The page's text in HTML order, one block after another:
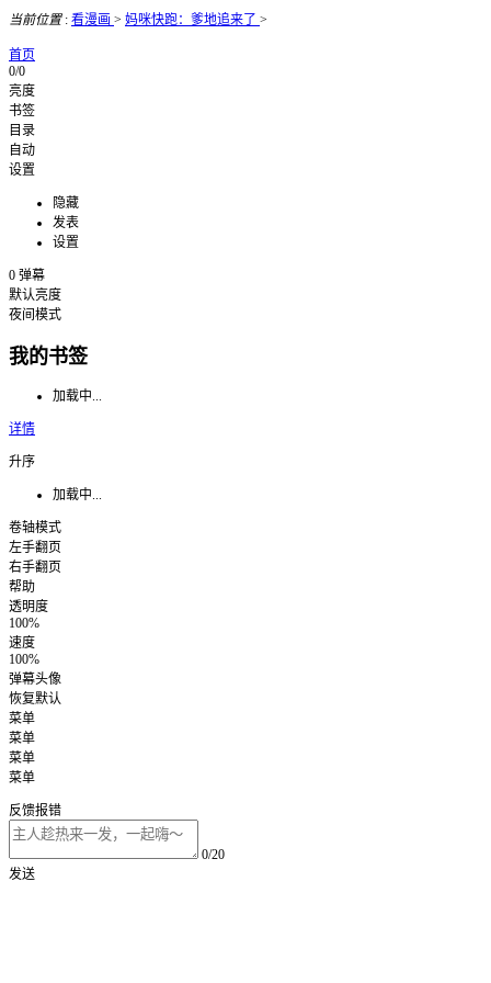
当前位置: 看漫画 > 妈咪快跑：爹地追来了 >
首页
0/0
亮度
书签
目录
自动
设置
隐藏
发表
设置
0 弹幕
默认亮度
夜间模式
我的书签
加载中...
详情
升序
加载中...
卷轴模式
左手翻页
右手翻页
帮助
透明度
100%
速度
100%
弹幕头像
恢复默认
菜单
菜单
菜单
菜单
反馈报错
0/20
发送